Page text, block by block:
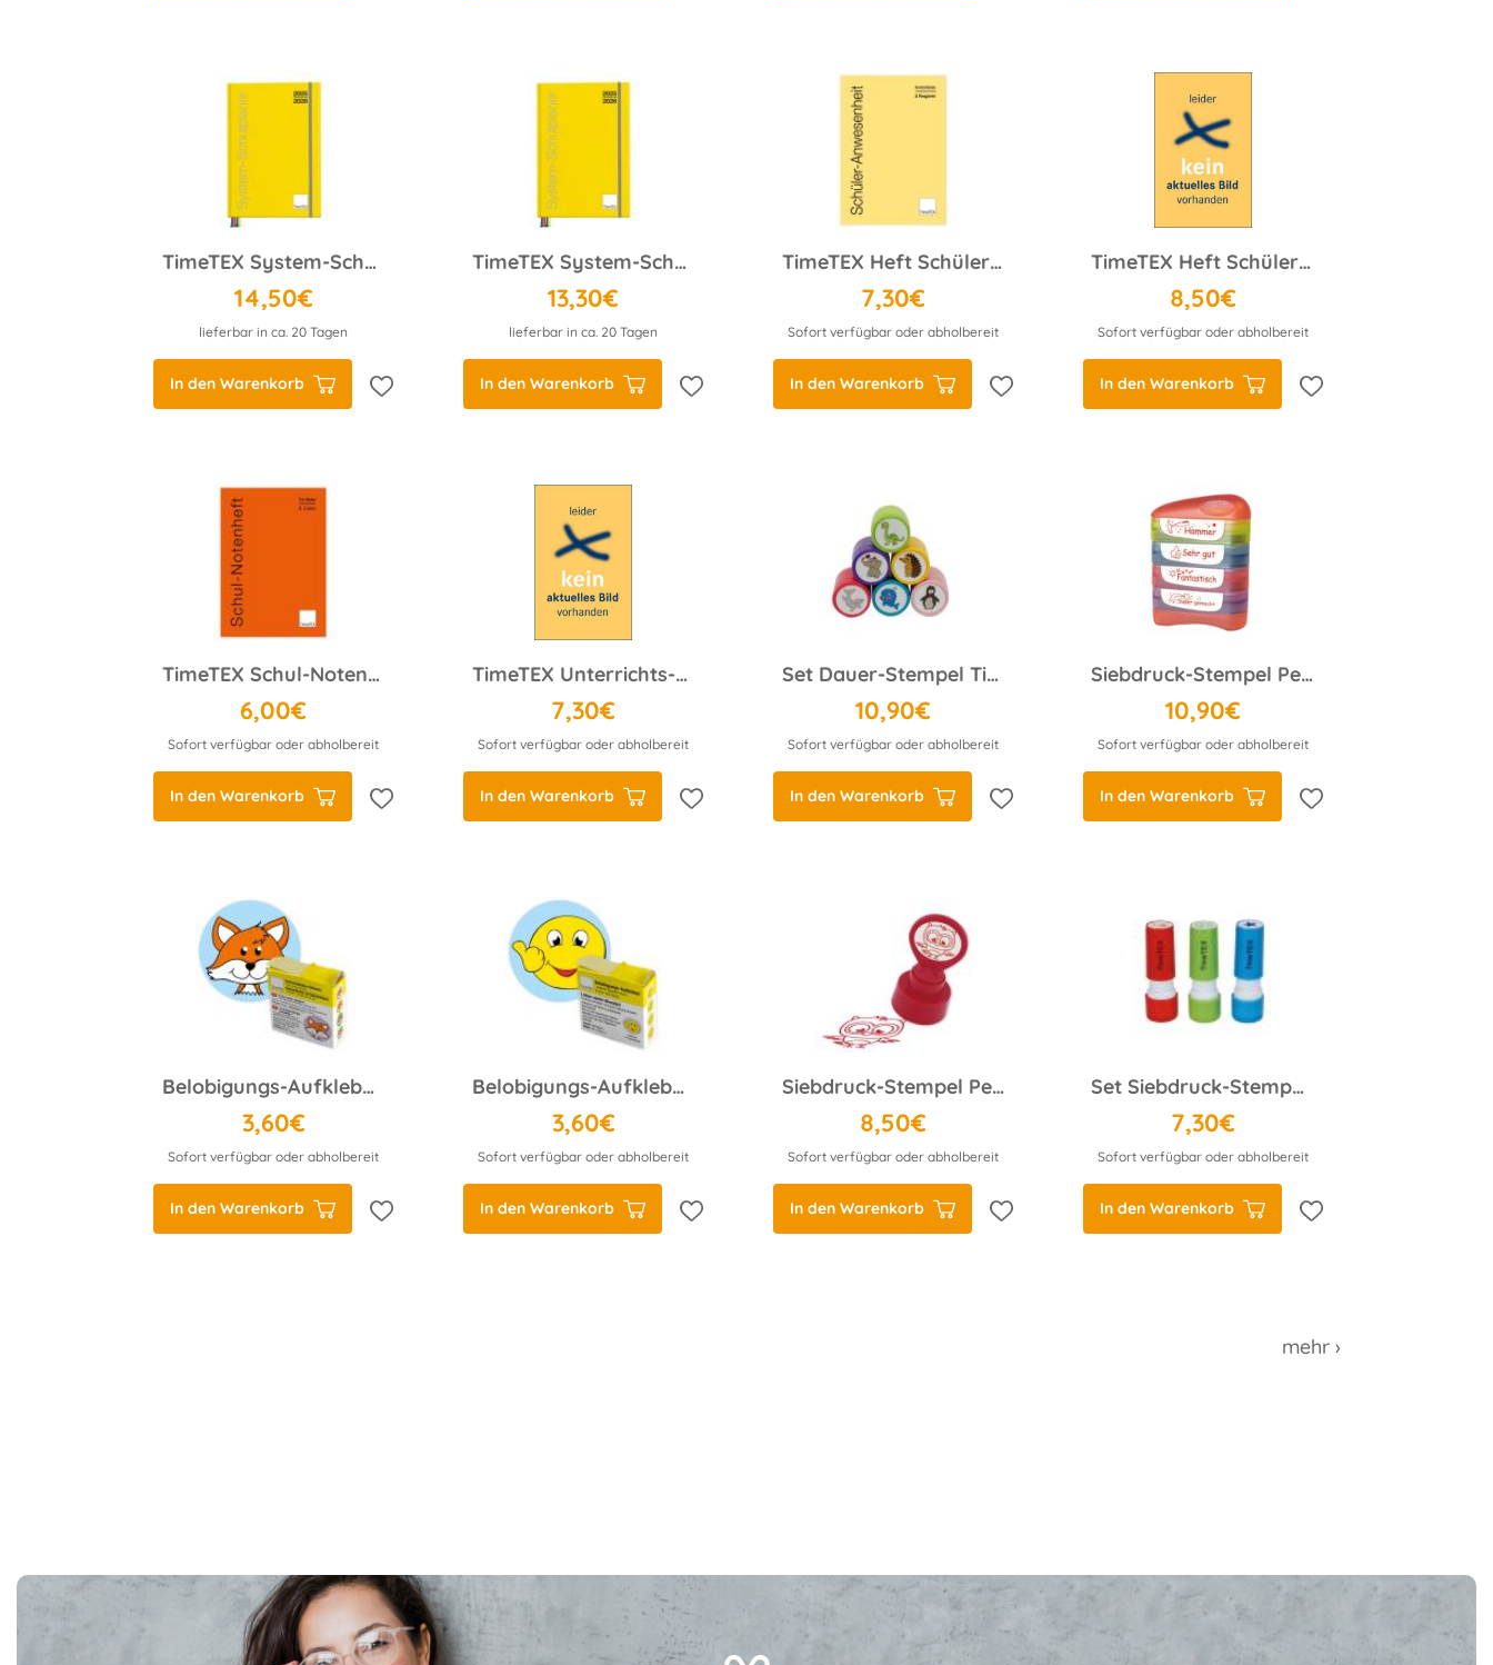
TimeTEX System-Schulplaner A4-Plus, gelb, 2025/2026
14,50€
lieferbar in ca. 20 Tagen
In den Warenkorb
TimeTEX System-Schulplaner A5-Plus, gelb 2025/2026
13,30€
lieferbar in ca. 20 Tagen
In den Warenkorb
TimeTEX Heft Schüler-Anwesenheit A4 hellgelb
7,30€
Sofort verfügbar oder abholbereit
In den Warenkorb
TimeTEX Heft Schüler-Beobachtung A4 blau
8,50€
Sofort verfügbar oder abholbereit
In den Warenkorb
TimeTEX Schul-Notenheft A4 orange
6,00€
Sofort verfügbar oder abholbereit
In den Warenkorb
TimeTEX Unterrichts-Planer Universal, A4 cognac
7,30€
Sofort verfügbar oder abholbereit
In den Warenkorb
Set Dauer-Stempel Tiere, 6-tlg.
10,90€
Sofort verfügbar oder abholbereit
In den Warenkorb
Siebdruck-Stempel Perpetuum, 4 in 1, Hammer
10,90€
Sofort verfügbar oder abholbereit
In den Warenkorb
Belobigungs-Aufkleber Fuchs in Spender-Box, 500 Stück
3,60€
Sofort verfügbar oder abholbereit
In den Warenkorb
Belobigungs-Aufkleber Gesicht Daumen hoch in Spender-Box, 500 Stück
3,60€
Sofort verfügbar oder abholbereit
In den Warenkorb
Siebdruck-Stempel Perpetuum rund Eule
8,50€
Sofort verfügbar oder abholbereit
In den Warenkorb
Set Siebdruck-Stempel Perpetuum 3-tlg. Compact
7,30€
Sofort verfügbar oder abholbereit
In den Warenkorb
mehr ›